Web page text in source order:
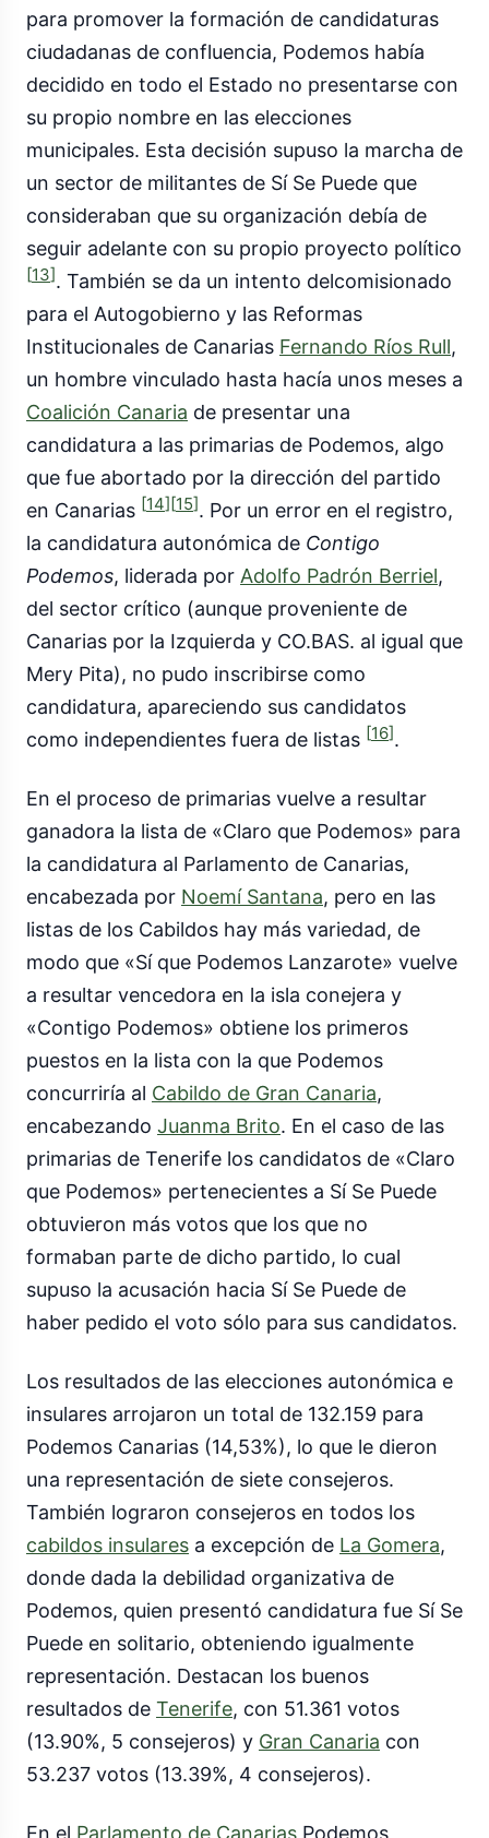
para promover la formación de candidaturas
ciudadanas de confluencia, Podemos había
decidido en todo el Estado no presentarse con
su propio nombre en las elecciones
municipales. Esta decisión supuso la marcha de
un sector de militantes de Sí Se Puede que
consideraban que su organización debía de
seguir adelante con su propio proyecto político
[13]. También se da un intento delcomisionado
para el Autogobierno y las Reformas
Institucionales de Canarias Fernando Ríos Rull,
un hombre vinculado hasta hacía unos meses a
Coalición Canaria de presentar una
candidatura a las primarias de Podemos, algo
que fue abortado por la dirección del partido
en Canarias [14][15]. Por un error en el registro,
la candidatura autonómica de Contigo
Podemos, liderada por Adolfo Padrón Berriel,
del sector crítico (aunque proveniente de
Canarias por la Izquierda y CO.BAS. al igual que
Mery Pita), no pudo inscribirse como
candidatura, apareciendo sus candidatos
como independientes fuera de listas [16].
En el proceso de primarias vuelve a resultar
ganadora la lista de «Claro que Podemos» para
la candidatura al Parlamento de Canarias,
encabezada por Noemí Santana, pero en las
listas de los Cabildos hay más variedad, de
modo que «Sí que Podemos Lanzarote» vuelve
a resultar vencedora en la isla conejera y
«Contigo Podemos» obtiene los primeros
puestos en la lista con la que Podemos
concurriría al Cabildo de Gran Canaria,
encabezando Juanma Brito. En el caso de las
primarias de Tenerife los candidatos de «Claro
que Podemos» pertenecientes a Sí Se Puede
obtuvieron más votos que los que no
formaban parte de dicho partido, lo cual
supuso la acusación hacia Sí Se Puede de
haber pedido el voto sólo para sus candidatos.
Los resultados de las elecciones autonómica e
insulares arrojaron un total de 132.159 para
Podemos Canarias (14,53%), lo que le dieron
una representación de siete consejeros.
También lograron consejeros en todos los
cabildos insulares a excepción de La Gomera,
donde dada la debilidad organizativa de
Podemos, quien presentó candidatura fue Sí Se
Puede en solitario, obteniendo igualmente
representación. Destacan los buenos
resultados de Tenerife, con 51.361 votos
(13.90%, 5 consejeros) y Gran Canaria con
53.237 votos (13.39%, 4 consejeros).
En el Parlamento de Canarias Podemos